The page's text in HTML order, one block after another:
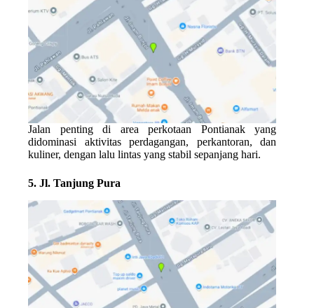
Jalan penting di area perkotaan Pontianak yang
didominasi aktivitas perdagangan, perkantoran, dan
kuliner, dengan lalu lintas yang stabil sepanjang hari.
5. Jl. Tanjung Pura